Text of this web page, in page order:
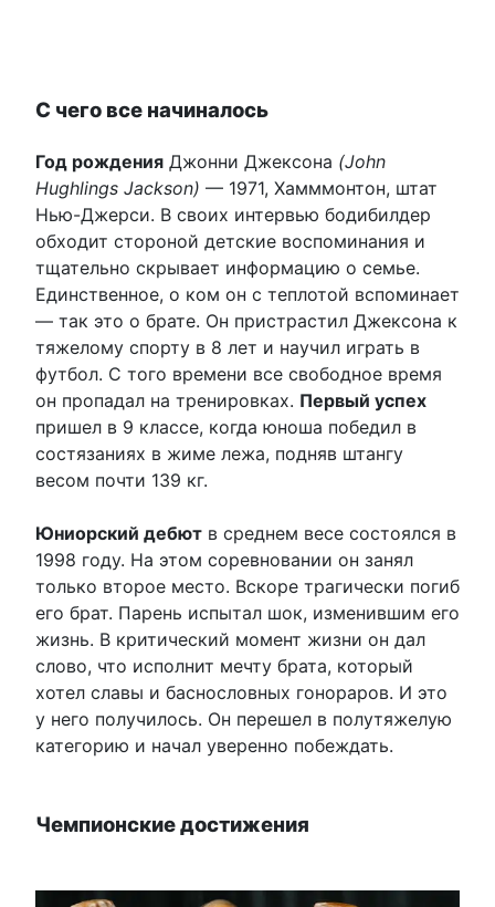
С чего все начиналось
Год рождения Джонни Джексона (John
Hughlings Jackson) — 1971, Хамммонтон, штат
Нью-Джерси. В своих интервью бодибилдер
обходит стороной детские воспоминания и
тщательно скрывает информацию о семье.
Единственное, о ком он с теплотой вспоминает
— так это о брате. Он пристрастил Джексона к
тяжелому спорту в 8 лет и научил играть в
футбол. С того времени все свободное время
он пропадал на тренировках. Первый успех
пришел в 9 классе, когда юноша победил в
состязаниях в жиме лежа, подняв штангу
весом почти 139 кг.
Юниорский дебют в среднем весе состоялся в
1998 году. На этом соревновании он занял
только второе место. Вскоре трагически погиб
его брат. Парень испытал шок, изменившим его
жизнь. В критический момент жизни он дал
слово, что исполнит мечту брата, который
хотел славы и баснословных гонораров. И это
у него получилось. Он перешел в полутяжелую
категорию и начал уверенно побеждать.
Чемпионские достижения